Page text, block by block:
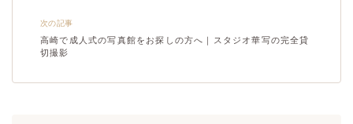
次の記事
高崎で成人式の写真館をお探しの方へ｜スタジオ華写の完全貸
切撮影